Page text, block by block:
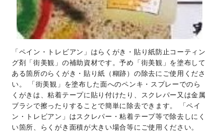
「ペイン・トレビアン」はらくがき・貼り紙防止コーティン
グ剤「街美観」の補助資材です。予め「街美観」を塗布して
ある箇所のらくがき・貼り紙（糊跡）の除去にご使用くださ
い。 「街美観」を塗布した面へのペンキ・スプレーでのら
くがきは、粘着テープに貼り付けたり、スクレパー又は金属
ブラシで擦ったりすることで簡単に除去できます。 「ペイ
ン・トレビアン」はスクレパー・粘着テープ等で除去しにく
い箇所、らくがき面積が大きい場合等にご使用ください。